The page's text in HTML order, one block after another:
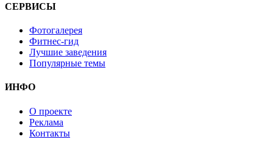
СЕРВИСЫ
Фотогалерея
Фитнес-гид
Лучшие заведения
Популярные темы
ИНФО
О проекте
Реклама
Контакты